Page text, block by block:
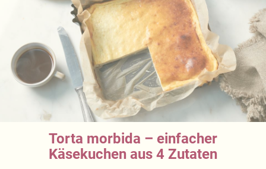
Torta morbida – einfacher
Käsekuchen aus 4 Zutaten